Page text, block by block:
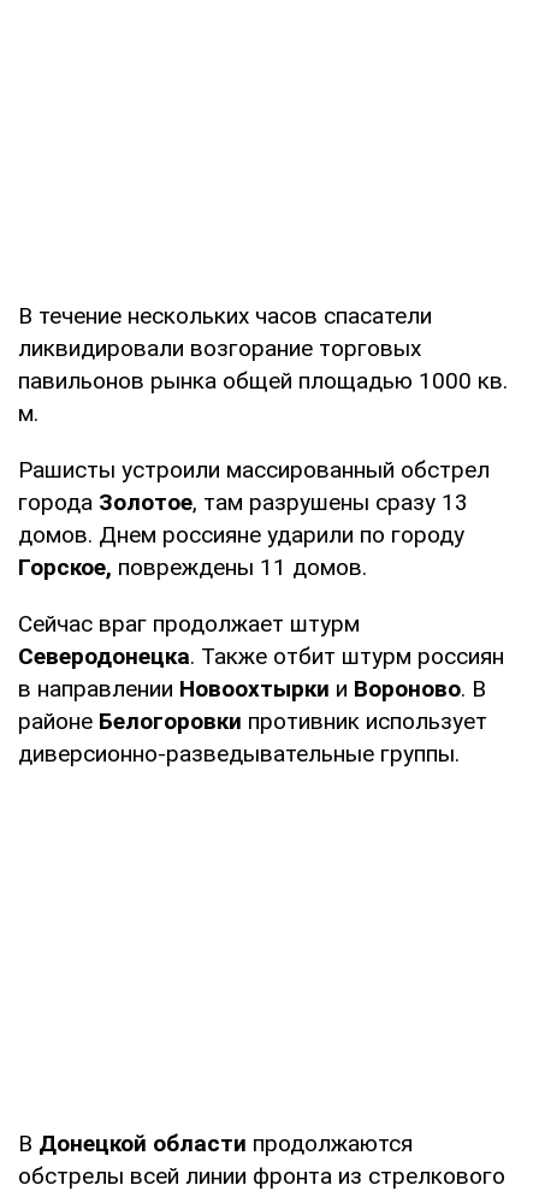
В течение нескольких часов спасатели
ликвидировали возгорание торговых
павильонов рынка общей площадью 1000 кв.
м.
Рашисты устроили массированный обстрел
города Золотое, там разрушены сразу 13
домов. Днем россияне ударили по городу
Горское, повреждены 11 домов.
Сейчас враг продолжает штурм
Северодонецка. Также отбит штурм россиян
в направлении Новоохтырки и Вороново. В
районе Белогоровки противник использует
диверсионно-разведывательные группы.
В Донецкой области продолжаются
обстрелы всей линии фронта из стрелкового